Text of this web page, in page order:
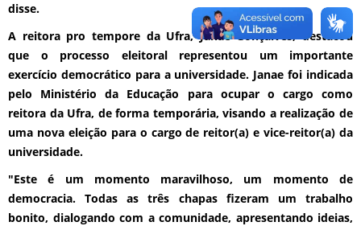
disse.
A reitora pro tempore da Ufra, Janae Gonçalves, destacou
que o processo eleitoral representou um importante
exercício democrático para a universidade. Janae foi indicada
pelo Ministério da Educação para ocupar o cargo como
reitora da Ufra, de forma temporária, visando a realização de
uma nova eleição para o cargo de reitor(a) e vice-reitor(a) da
universidade.
"Este é um momento maravilhoso, um momento de
democracia. Todas as três chapas fizeram um trabalho
bonito, dialogando com a comunidade, apresentando ideias,